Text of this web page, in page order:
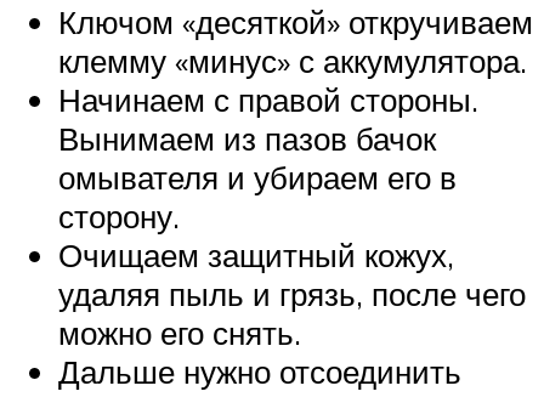
Ключом «десяткой» откручиваем
клемму «минус» с аккумулятора.
Начинаем с правой стороны.
Вынимаем из пазов бачок
омывателя и убираем его в
сторону.
Очищаем защитный кожух,
удаляя пыль и грязь, после чего
можно его снять.
Дальше нужно отсоединить